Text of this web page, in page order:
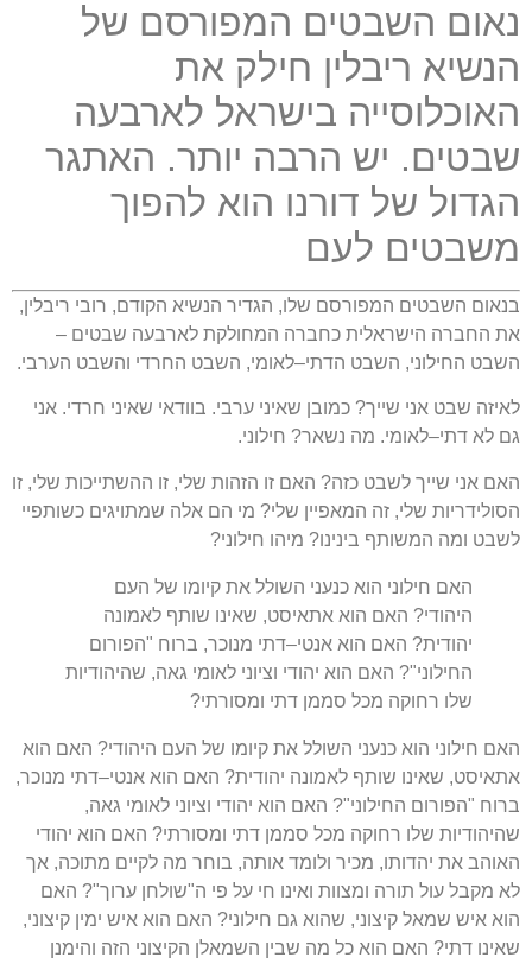
נאום השבטים המפורסם של
הנשיא ריבלין חילק את
האוכלוסייה בישראל לארבעה
שבטים. יש הרבה יותר. האתגר
הגדול של דורנו הוא להפוך
משבטים לעם
בנאום השבטים המפורסם שלו, הגדיר הנשיא הקודם, רובי ריבלין,
את החברה הישראלית כחברה המחולקת לארבעה שבטים –
השבט החילוני, השבט הדתי–לאומי, השבט החרדי והשבט הערבי.
לאיזה שבט אני שייך? כמובן שאיני ערבי. בוודאי שאיני חרדי. אני
גם לא דתי–לאומי. מה נשאר? חילוני.
האם אני שייך לשבט כזה? האם זו הזהות שלי, זו ההשתייכות שלי, זו
הסולידריות שלי, זה המאפיין שלי? מי הם אלה שמתויגים כשותפיי
לשבט ומה המשותף בינינו? מיהו חילוני?
האם חילוני הוא כנעני השולל את קיומו של העם
היהודי? האם הוא אתאיסט, שאינו שותף לאמונה
יהודית? האם הוא אנטי–דתי מנוכר, ברוח "הפורום
החילוני"? האם הוא יהודי וציוני לאומי גאה, שהיהודיות
שלו רחוקה מכל סממן דתי ומסורתי?
האם חילוני הוא כנעני השולל את קיומו של העם היהודי? האם הוא
אתאיסט, שאינו שותף לאמונה יהודית? האם הוא אנטי–דתי מנוכר,
ברוח "הפורום החילוני"? האם הוא יהודי וציוני לאומי גאה,
שהיהודיות שלו רחוקה מכל סממן דתי ומסורתי? האם הוא יהודי
האוהב את יהדותו, מכיר ולומד אותה, בוחר מה לקיים מתוכה, אך
לא מקבל עול תורה ומצוות ואינו חי על פי ה"שולחן ערוך"? האם
הוא איש שמאל קיצוני, שהוא גם חילוני? האם הוא איש ימין קיצוני,
שאינו דתי? האם הוא כל מה שבין השמאלן הקיצוני הזה והימנן